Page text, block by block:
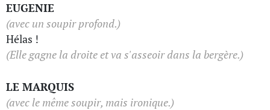
EUGENIE
(avec un soupir profond.)
Hélas !
(Elle gagne la droite et va s'asseoir dans la bergère.)
LE MARQUIS
(avec le même soupir, mais ironique.)